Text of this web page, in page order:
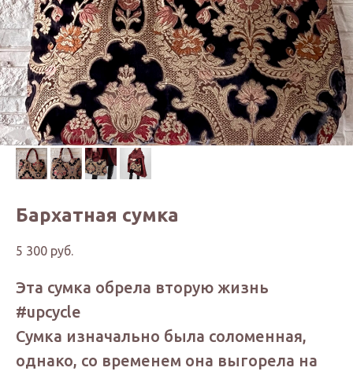
Бархатная сумка
5 300 руб.
Эта сумка обрела вторую жизнь
#upcycle
Сумка изначально была соломенная,
однако, со временем она выгорела на